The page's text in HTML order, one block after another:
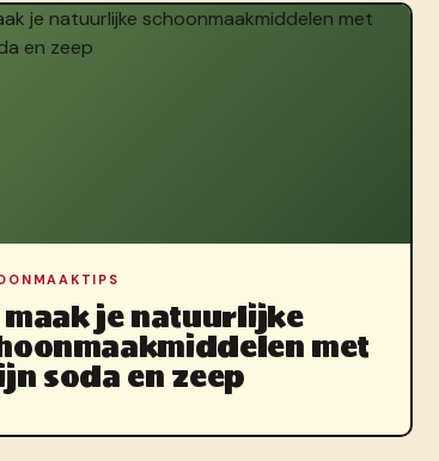
maak je natuurlijke
met
soda en zeep